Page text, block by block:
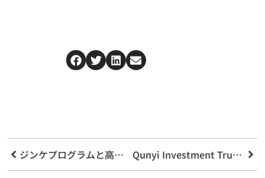
ジンケプログラムと高校が手を取り合い、学生の利益のためにコミュニケーションと協力を深める Qunyi Investment TrustがMing Chuan Universityと協力して、ESGグリーンファイナンスの新しいモデルを作成